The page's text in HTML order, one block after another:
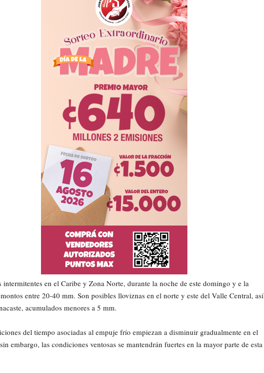
intermitentes en el Caribe y Zona Norte, durante la noche de este domingo y e la
entre 20-40 mm. Son posibles lloviznas en el norte y este del Valle Central, así
acumulados menores a 5 mm.
del tiempo asociadas al empuje frío empiezan a disminuir gradualmente en el
embargo, las condiciones ventosas se mantendrán fuertes en la mayor parte de esta